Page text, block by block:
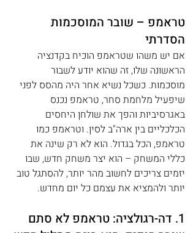
טראמפ – שובר המוסכמות
הסדרתי
אם יש משהו שטראמפ הוכיח בקדנציה
הראשונה שלו, זה שהוא יודע לשבור
מוסכמות. כשכל נשיא אחר היה מהסס לפני
שיפעיל מלחמת סחר, טראמפ נכנס
באגרסיביות והפך את שולחן היחסים
הכלכליים בין ארה"ב לסין. וטראמפ כמו
טראמפ, הכל בגדול. הוא לא רק שינה את
כללי המשחק – הוא יצר משחק חדש, שבו
יזמים צריכים לחשוב מהר יותר, להסתגל טוב
יותר ולהמציא את עצמם כל יום מחדש.
1. דה-רגולציה: טראמפ לא סתם